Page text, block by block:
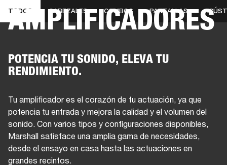
SOLUCIONES EMPRESARIALES
AMPLIFICADORES
TODOS CABEZALES COMBOS PANTALLAS
POTENCIA TU SONIDO, ELEVA TU
RENDIMIENTO.
Tu amplificador es el corazón de tu actuación, ya que
potencia tu entrada y mejora la calidad y el volumen del
sonido. Con varios tipos y configuraciones disponibles,
Marshall satisface una amplia gama de necesidades,
desde el ensayo en casa hasta las actuaciones en
grandes recintos.